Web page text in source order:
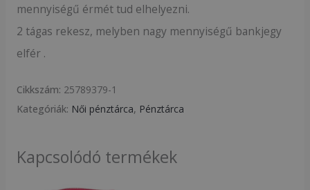
mennyiségű érmét tud elhelyezni.
2 tágas rekesz, melyben nagy mennyiségű bankjegy
elfér .
Cikkszám: 25789379-1
Kategóriák: Női pénztárca, Pénztárca
Kapcsolódó termékek